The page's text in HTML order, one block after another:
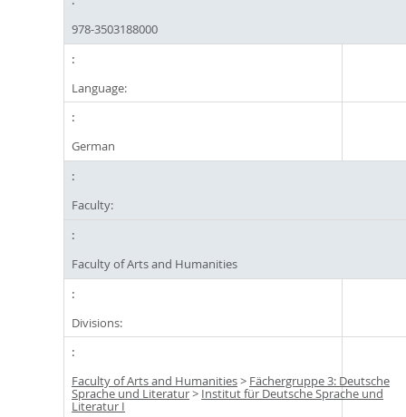
978-3503188000
Language:
German
Faculty:
Faculty of Arts and Humanities
Divisions:
Faculty of Arts and Humanities> Fächergruppe 3: Deutsche
Sprache und Literatur> Institut für Deutsche Sprache und
Literatur I